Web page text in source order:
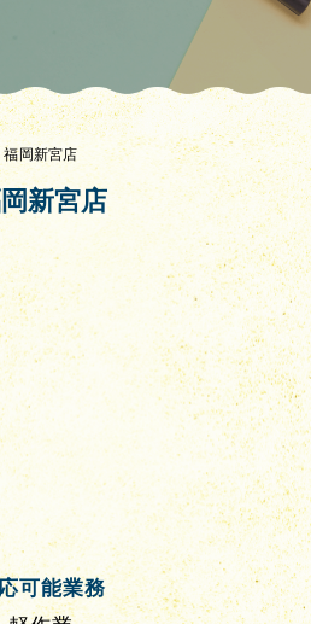
福岡新宮店
新宮店
可能業務